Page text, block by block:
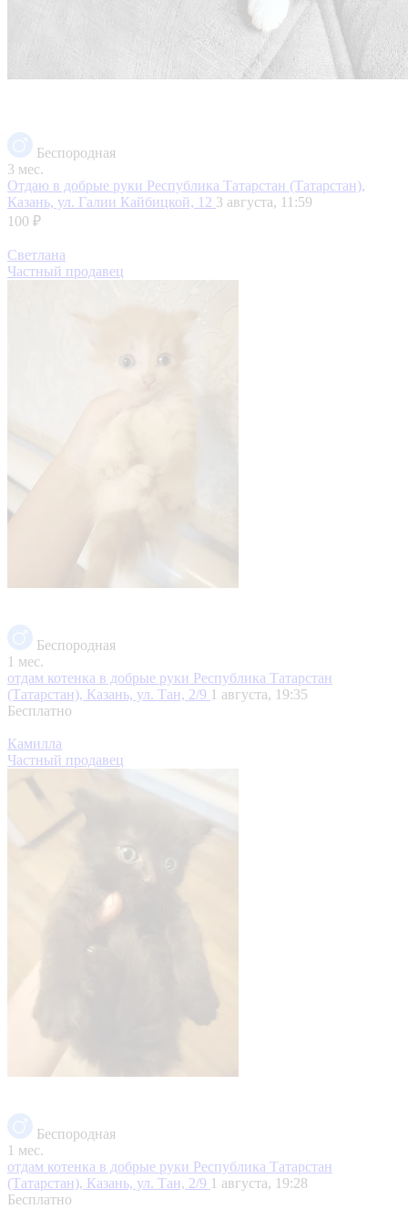
Беспородная
3 мес.
Отдаю в добрые руки Республика Татарстан (Татарстан),
Казань, ул. Галии Кайбицкой, 12 3 августа, 11:59
100 ₽
Светлана
Частный продавец
Беспородная
1 мес.
отдам котенка в добрые руки Республика Татарстан
(Татарстан), Казань, ул. Тан, 2/9 1 августа, 19:35
Бесплатно
Камилла
Частный продавец
Беспородная
1 мес.
отдам котенка в добрые руки Республика Татарстан
(Татарстан), Казань, ул. Тан, 2/9 1 августа, 19:28
Бесплатно